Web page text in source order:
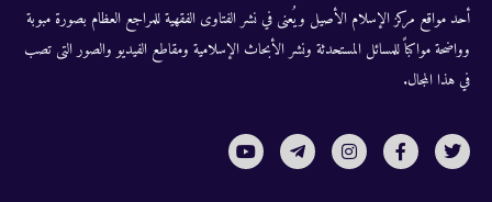
أحد مواقع مركز الإسلام الأصيل ويُعنى في نشر الفتاوى الفقهية للمراجع العظام بصورة مبوبة
وواضحة مواكباً للمسائل المستحدثة ونشر الأبحاث الإسلامية ومقاطع الفيديو والصور التى تصب
في هذا المجال.